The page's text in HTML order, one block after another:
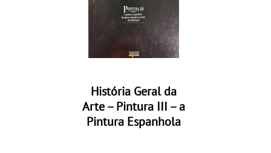
História Geral da
Arte – Pintura III – a
Pintura Espanhola